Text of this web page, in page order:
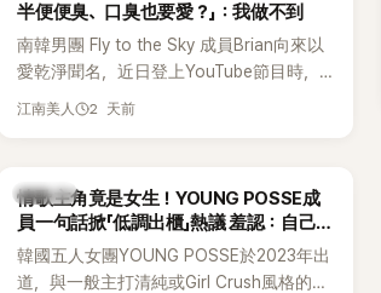
半便便臭、口臭也要愛？」：我做不到
南韓男團 Fly to the Sky 成員Brian向來以
愛乾淨聞名，近日登上YouTube節目時，
再度談到自己的婚姻觀，直言無法理解「連
江南美人 2 天前
K-POP
情歌主角竟是女生！YOUNG POSSE成
員一句話掀「低調出櫃」熱議 羞認：自己
都不敢聽
韓國五人女團YOUNG POSSE於2023年出
道，與一般主打清純或Girl Crush風格的女